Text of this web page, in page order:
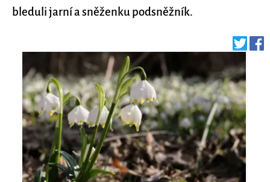
bleduli jarní a sněženku podsněžník.